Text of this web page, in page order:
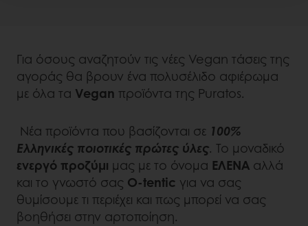
Για όσους αναζητούν τις νέες Vegan τάσεις της
αγοράς θα βρουν ένα πολυσέλιδο αφιέρωμα
με όλα τα Vegan προϊόντα της Puratos.
Νέα προϊόντα που βασίζονται σε 100%
Ελληνικές ποιοτικές πρώτες ύλες. Το μοναδικό
ενεργό προζύμι μας με το όνομα ΕΛΕΝΑ αλλά
και το γνωστό σας O-tentic για να σας
θυμίσουμε τι περιέχει και πως μπορεί να σας
βοηθήσει στην αρτοποίηση.